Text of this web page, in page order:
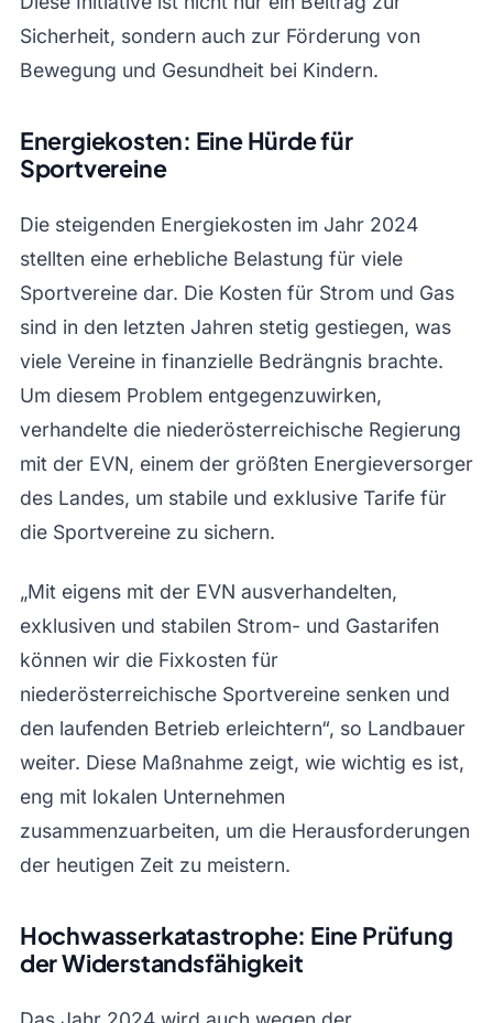
Sicherheit, sondern auch zur Förderung von
Bewegung und Gesundheit bei Kindern.
Energiekosten: Eine Hürde für
Sportvereine
Die steigenden Energiekosten im Jahr 2024
stellten eine erhebliche Belastung für viele
Sportvereine dar. Die Kosten für Strom und Gas
sind in den letzten Jahren stetig gestiegen, was
viele Vereine in finanzielle Bedrängnis brachte.
Um diesem Problem entgegenzuwirken,
verhandelte die niederösterreichische Regierung
mit der EVN, einem der größten Energieversorger
des Landes, um stabile und exklusive Tarife für
die Sportvereine zu sichern.
„Mit eigens mit der EVN ausverhandelten,
exklusiven und stabilen Strom- und Gastarifen
können wir die Fixkosten für
niederösterreichische Sportvereine senken und
den laufenden Betrieb erleichtern“, so Landbauer
weiter. Diese Maßnahme zeigt, wie wichtig es ist,
eng mit lokalen Unternehmen
zusammenzuarbeiten, um die Herausforderungen
der heutigen Zeit zu meistern.
Hochwasserkatastrophe: Eine Prüfung
der Widerstandsfähigkeit